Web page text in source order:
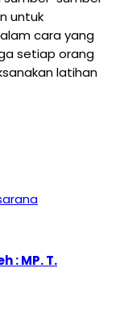
untuk
cara yang
setiap orang
latihan
: MP. T.